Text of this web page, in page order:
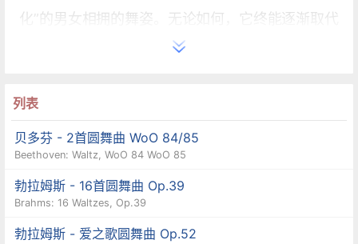
化”的男女相拥的舞姿。无论如何，它终能逐渐取代
了属于 “旧时代”优雅高贵却显得矫揉造作的宫廷舞
了“新时代”的精神;当时可供跳舞的咖啡馆、小酒馆
或稍后兴起的大规模舞厅，王公贵族或一般平民都
可以自由出入，如此而消除了阶级间的界限。
当拿破仑征服欧洲的行动失败之后，欧洲各地的贵
族为了重建新秩序而召开“维也纳和会”(1814-1815
列表
贝多芬 - 2首圆舞曲 WoO 84/85
Beethoven: Waltz, WoO 84 WoO 85
勃拉姆斯 - 16首圆舞曲 Op.39
Brahms: 16 Waltzes, Op.39
勃拉姆斯 - 爱之歌圆舞曲 Op.52